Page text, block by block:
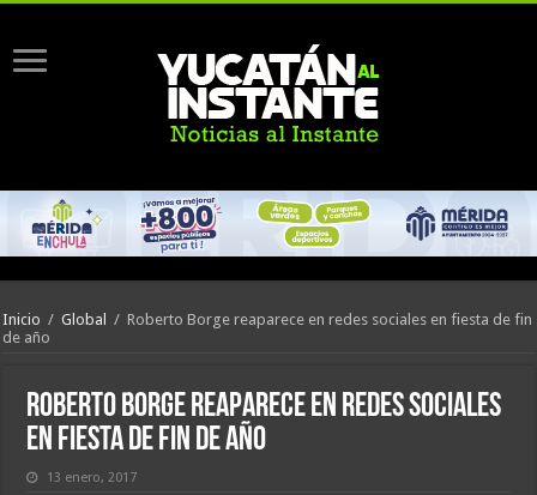
Inicio / Global / Roberto Borge reaparece en redes sociales en fiesta de fin
de año
Roberto Borge reaparece en redes sociales
en fiesta de fin de año
13 enero, 2017